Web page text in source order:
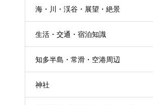
16
海・川・渓谷・展望・絶景
生活・交通・宿泊知識
知多半島・常滑・空港周辺
神社